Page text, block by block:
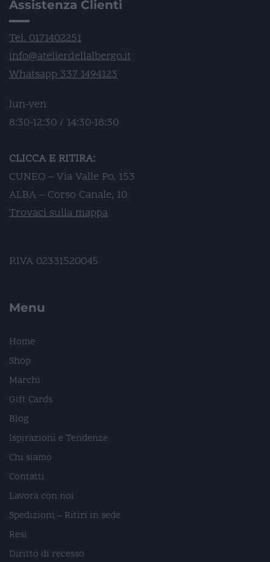
Assistenza Clienti
Tel. 0171402251
info@atelierdellalbergo.it
Whatsapp 337 1494123
lun-ven
8:30-12:30 / 14:30-18:30
CLICCA E RITIRA:
CUNEO – Via Valle Po, 153
ALBA – Corso Canale, 10
Trovaci sulla mappa
P.IVA 02331520045
Menu
Home
Shop
Marchi
Gift Cards
Blog
Ispirazioni e Tendenze
Chi siamo
Contatti
Lavora con noi
Spedizioni – Ritiri in sede
Resi
Diritto di recesso